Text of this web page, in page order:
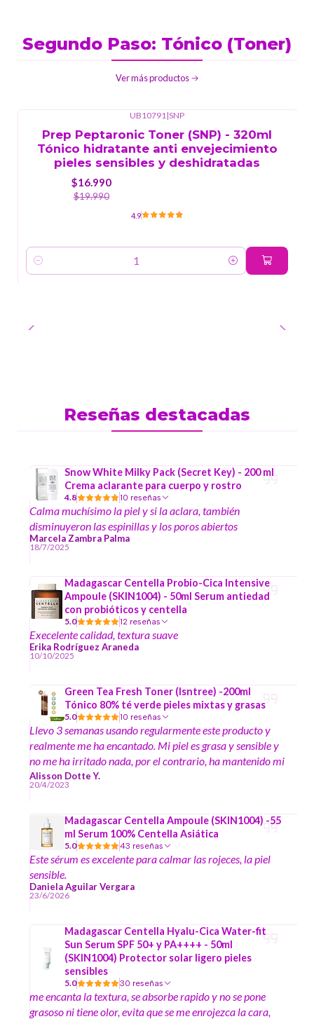
Segundo Paso: Tónico (Toner)
Ver más productos
UB10791 |SNP
Prep Peptaronic Toner (SNP) - 320ml
Tónico hidratante anti envejecimiento
pieles sensibles y deshidratadas
$16.990
$19.990
4.9
Cantidad
Reseñas destacadas
Snow White Milky Pack (Secret Key) - 200 ml
Crema aclarante para cuerpo y rostro
4.8 10 reseñas
Calma muchísimo la piel y si la aclara, también
disminuyeron las espinillas y los poros abiertos
Marcela Zambra Palma
18/7/2025
Madagascar Centella Probio-Cica Intensive
Ampoule (SKIN1004) - 50ml Serum antiedad
con probióticos y centella
5.0 12 reseñas
Execelente calidad, textura suave
Erika Rodríguez Araneda
10/10/2025
Green Tea Fresh Toner (Isntree) -200ml
Tónico 80% té verde pieles mixtas y grasas
5.0 10 reseñas
Llevo 3 semanas usando regularmente este producto y
realmente me ha encantado. Mi piel es grasa y sensible y
no me ha irritado nada, por el contrario, ha mantenido mi
rostro hidratado y me ha ayudado con la inflamación por
puntos blancos y negros. Además de que tarda muy poco
Alisson Dotte Y.
20/4/2023
Madagascar Centella Ampoule (SKIN1004) -55
ml Serum 100% Centella Asiática
5.0 43 reseñas
Este sérum es excelente para calmar las rojeces, la piel
sensible.
Daniela Aguilar Vergara
23/6/2026
Madagascar Centella Hyalu-Cica Water-fit
Sun Serum SPF 50+ y PA++++ - 50ml
(SKIN1004) Protector solar ligero pieles
sensibles
5.0 30 reseñas
me encanta la textura, se absorbe rapido y no se pone
grasoso ni tiene olor, evita que se me enrojezca la cara,